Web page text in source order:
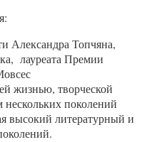
Александра Топчяна,
лауреата Премии
жизнью, творческой
нескольких поколений
высокий литературный и